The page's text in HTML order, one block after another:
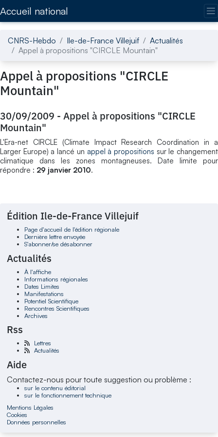
Accueil national
CNRS-Hebdo Ile-de-France Villejuif
Actualités
Appel à propositions "CIRCLE Mountain"
Appel à propositions "CIRCLE
Mountain"
30/09/2009 - Appel à propositions "CIRCLE
Mountain"
L'Era-net CIRCLE (Climate Impact Research Coordination in a
Larger Europe) a lancé un appel à propositions sur le changement
climatique dans les zones montagneuses. Date limite pour
répondre : 29 janvier 2010.
Édition Ile-de-France Villejuif
Page d'accueil de l'édition régionale
Dernière lettre envoyée
S'abonner/se désabonner
Actualités
À l'affiche
Informations régionales
Dates Limites
Manifestations
Potentiel Scientifique
Rencontres Scientifiques
Archives
Rss
Lettres
Actualités
Aide
Contactez-nous pour toute suggestion ou problème :
sur le contenu éditorial
sur le fonctionnement technique
Mentions Légales
Cookies
Données personnelles